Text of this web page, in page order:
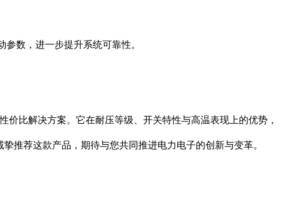
数，进一步提升系统可靠性。
比解决方案。它在耐压等级、开关特性与高温表现上的优势，
推荐这款产品，期待与您共同推进电力电子的创新与变革。